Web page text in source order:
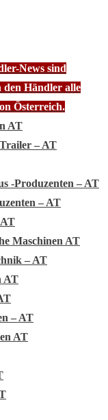
News sind
den Händler alle
Österreich.
AT
– AT
-Produzenten – AT
– AT
Maschinen AT
– AT
AT
– AT
AT